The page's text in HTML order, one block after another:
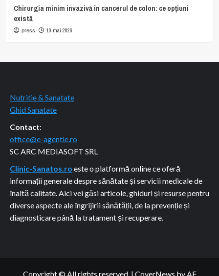
Chirurgia minim invazivă în cancerul de colon: ce opțiuni
există
press 10 mai 2026
Nutritie & Sanatate
Ghid Sanatate
Contact:
office@e-agentie.ro
SC ARC MEDIASOFT SRL
Clinic-Sanatos.ro este o platformă online ce oferă
informații generale despre sănătate și servicii medicale de
înaltă calitate. Aici vei găsi articole, ghiduri și resurse pentru
diverse aspecte ale îngrijirii sănătății, de la prevenție și
diagnosticare până la tratament și recuperare.
Copyright © All rights reserved. | CoverNews by AF